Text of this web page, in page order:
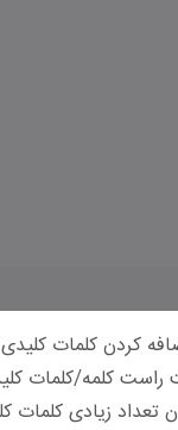
کردن کلمات
کلمه/کلمات
تعداد زیادی